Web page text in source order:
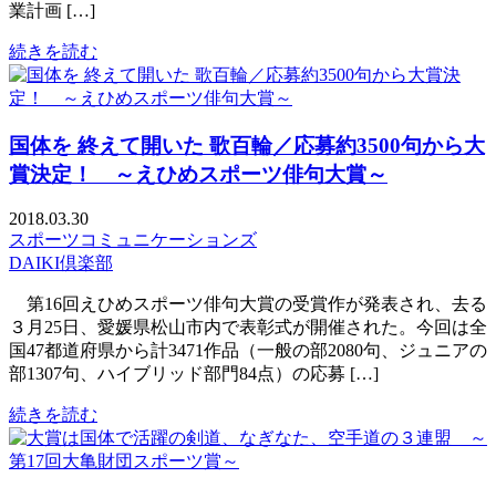
業計画 […]
続きを読む
国体を 終えて開いた 歌百輪／応募約3500句から大
賞決定！ ～えひめスポーツ俳句大賞～
2018.03.30
スポーツコミュニケーションズ
DAIKI倶楽部
第16回えひめスポーツ俳句大賞の受賞作が発表され、去る
３月25日、愛媛県松山市内で表彰式が開催された。今回は全
国47都道府県から計3471作品（一般の部2080句、ジュニアの
部1307句、ハイブリッド部門84点）の応募 […]
続きを読む